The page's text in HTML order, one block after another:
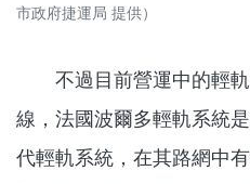
市政府捷運局 提供）
不過目前營運中的輕軌
線，法國波爾多輕軌系統
代輕軌系統，在其路網中